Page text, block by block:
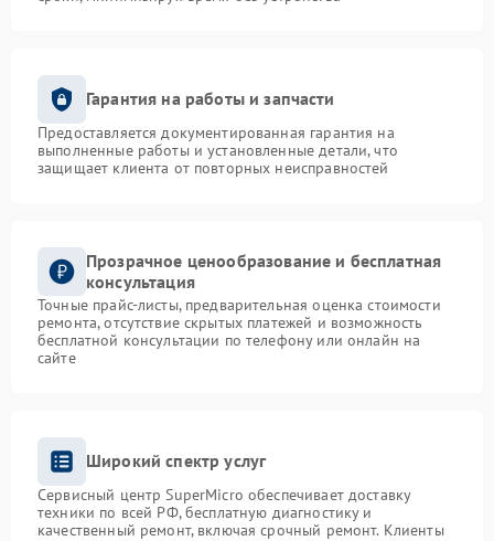
Гарантия на работы и запчасти
Предоставляется документированная гарантия на
выполненные работы и установленные детали, что
защищает клиента от повторных неисправностей
Прозрачное ценообразование и бесплатная
консультация
Точные прайс-листы, предварительная оценка стоимости
ремонта, отсутствие скрытых платежей и возможность
бесплатной консультации по телефону или онлайн на
сайте
Широкий спектр услуг
Сервисный центр SuperMicro обеспечивает доставку
техники по всей РФ, бесплатную диагностику и
качественный ремонт, включая срочный ремонт. Клиенты